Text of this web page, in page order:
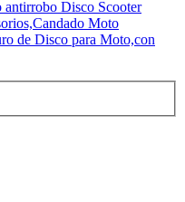
antirrobo Disco Scooter
Moto
de Disco para Moto,con